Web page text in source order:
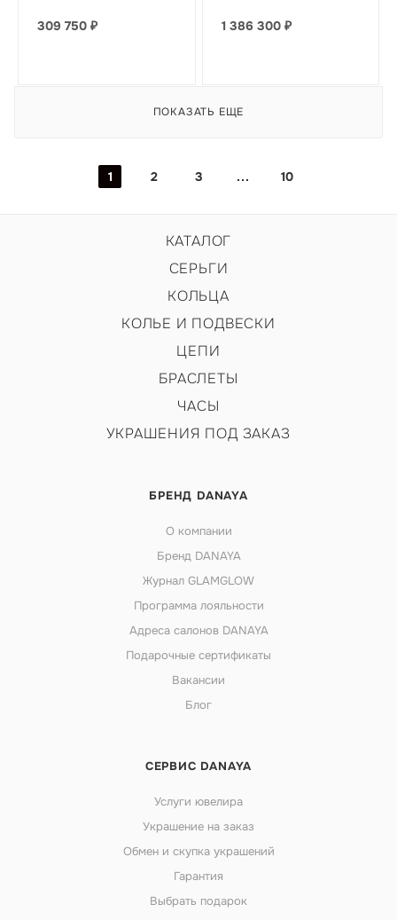
309 750 ₽ 1 386 300₽
ПОКАЗАТЬ ЕЩЕ
1 2 3 10
КАТАЛОГ
СЕРЬГИ
КОЛЬЦА
КОЛЬЕ И ПОДВЕСКИ
ЦЕПИ
БРАСЛЕТЫ
ЧАСЫ
УКРАШЕНИЯ ПОД ЗАКАЗ
БРЕНД DANAYA
О компании
Бренд DANAYA
Журнал GLAMGLOW
Программа лояльности
Адреса салонов DANAYA
Подарочные сертификаты
Вакансии
Блог
СЕРВИС DANAYA
Услуги ювелира
Украшение на заказ
Обмен и скупка украшений
Гарантия
Выбрать подарок